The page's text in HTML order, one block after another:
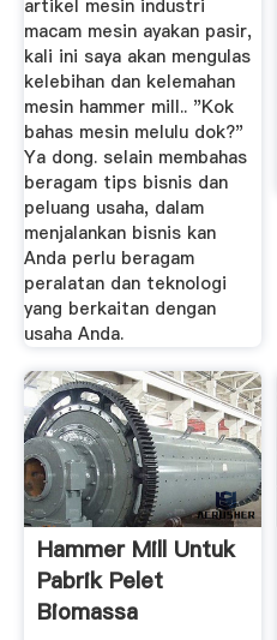
artikel mesin industri
macam mesin ayakan pasir,
kali ini saya akan mengulas
kelebihan dan kelemahan
mesin hammer mill.. "Kok
bahas mesin melulu dok?"
Ya dong. selain membahas
beragam tips bisnis dan
peluang usaha, dalam
menjalankan bisnis kan
Anda perlu beragam
peralatan dan teknologi
yang berkaitan dengan
usaha Anda.
Hammer Mill Untuk
Pabrik Pelet
Biomassa